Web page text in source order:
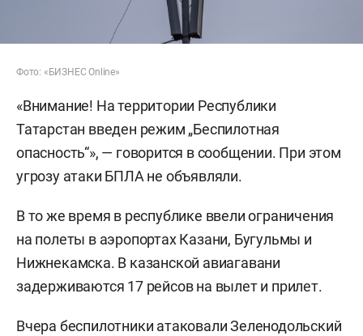
Фото: «БИЗНЕС Online»
«Внимание! На территории Республики
Татарстан введен режим „Беспилотная
опасность“», — говорится в сообщении. При этом
угрозу атаки БПЛА не объявляли.
В то же время в республике ввели ограничения
на полеты в аэропортах Казани, Бугульмы и
Нижнекамска. В казанской авиагавани
задерживаются 17 рейсов на вылет и прилет.
Вчера беспилотники атаковалиЗеленодольский